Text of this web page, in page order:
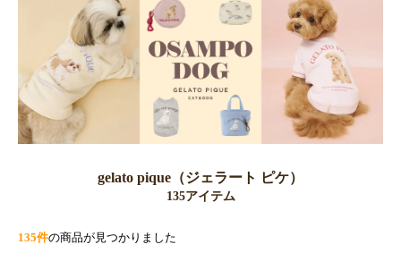
gelato pique（ジェラート ピケ）
135アイテム
135件の商品が見つかりました